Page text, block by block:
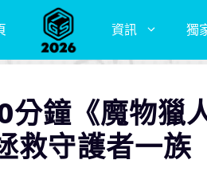
資訊 獨
分鐘《魔物獵
救守護者一族